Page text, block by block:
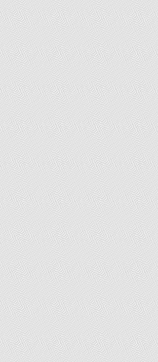
Ecrits personnels
Vous souhaitez écrire votre
de vie, un essai, une biographie
êtes non-francophone, toutefois vous
trouver les mots justes … Rédaction-
propose de prendre en charge votre
rédiger intégralement vos textes sur la
informations détaillées que vous
votre [...]
LEARN MORE
Communication d’entreprise